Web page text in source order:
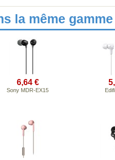
la même
6,64 €
Sony MDR-EX15